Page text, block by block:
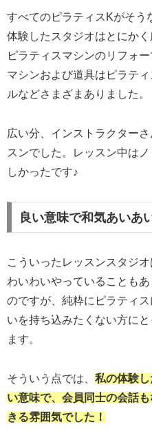
すべてのピラティスKがそう
体験したスタジオはとにか
ピラティスマシンのリフォ
マシンおよび道具はピラテ
ルなどさまざまありました。
広い分、インストラクター
スンでした。レッスン中は
しかったです♪
良い意味で和気あいあ
こういったレッスンスタジ
わいわいやっていることも
のですが、純粋にピラティ
いを持ち込みたくない方に
ます。
そういう点では、 私の体験
い意味で、会員同士の会話
きる雰囲気でした！